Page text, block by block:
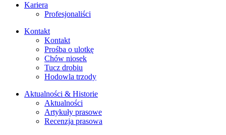
Kariera
Profesjonaliści
Kontakt
Kontakt
Prośba o ulotkę
Chów niosek
Tucz drobiu
Hodowla trzody
Aktualności & Historie
Aktualności
Artykuły prasowe
Recenzja prasowa